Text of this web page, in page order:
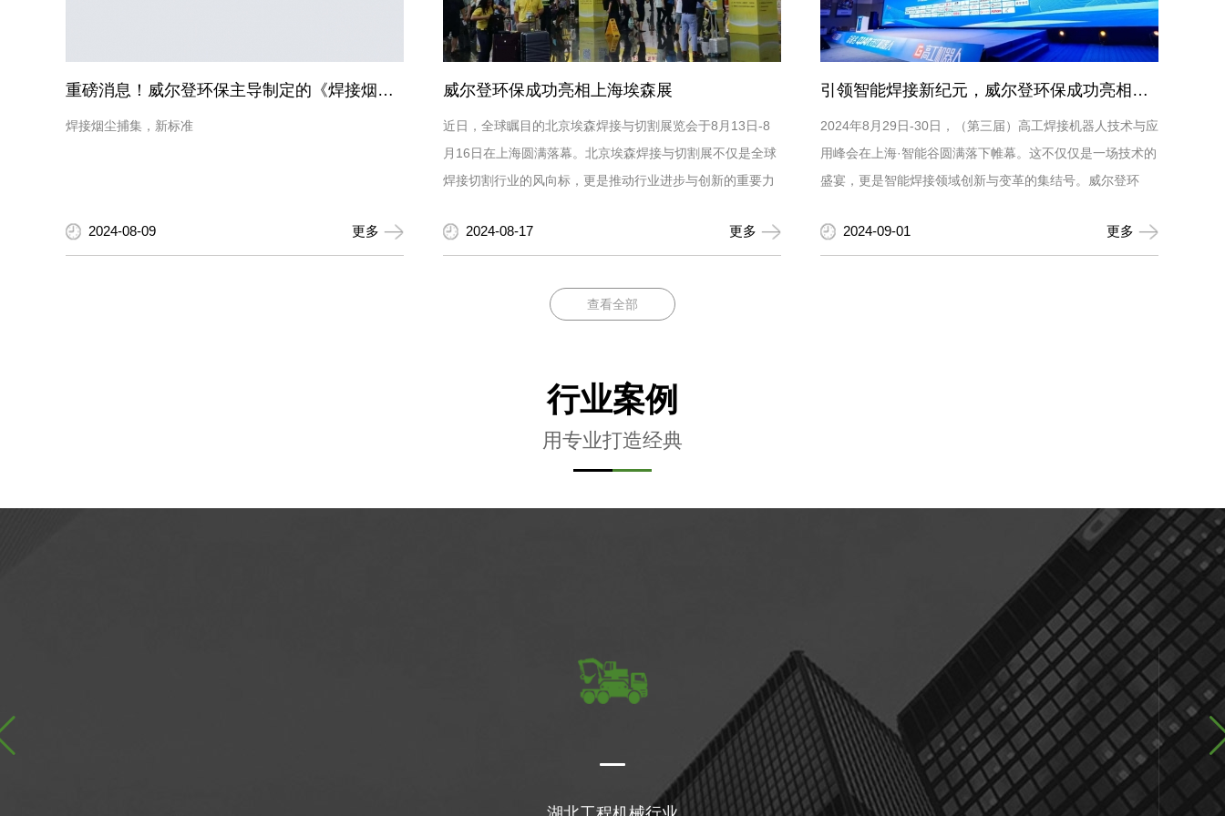
重磅消息！威尔登环保主导制定的《焊接烟尘捕集和分离设备》新国标，11月1日起实施
焊接烟尘捕集，新标准
更多
2024-08-09
威尔登环保成功亮相上海埃森展
近日，全球瞩目的北京埃森焊接与切割展览会于8月13日-8
月16日在上海圆满落幕。北京埃森焊接与切割展不仅是全球
焊接切割行业的风向标，更是推动行业进步与创新的重要力
更多
2024-08-17
引领智能焊接新纪元，威尔登环保成功亮相高工机器人焊接峰会。
2024年8月29日-30日，（第三届）高工焊接机器人技术与应
用峰会在上海·智能谷圆满落下帷幕。这不仅仅是一场技术的
盛宴，更是智能焊接领域创新与变革的集结号。威尔登环
更多
2024-09-01
查看全部
行业案例
用专业打造经典